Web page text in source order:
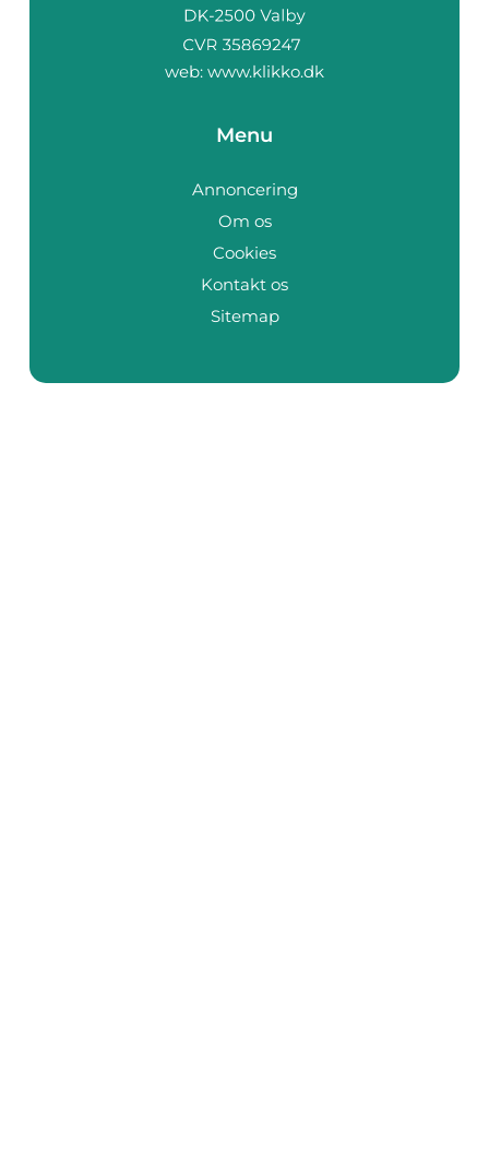
web: www.klikko.dk
Menu
Annoncering
Om os
Cookies
Kontakt os
Sitemap